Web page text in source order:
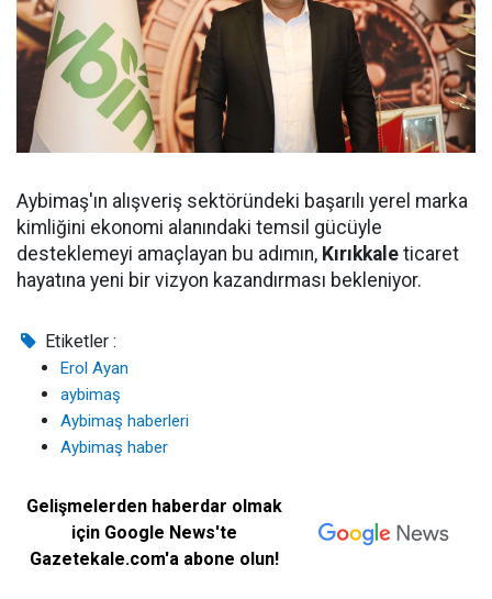
Aybimaş'ın alışveriş sektöründeki başarılı yerel marka
kimliğini ekonomi alanındaki temsil gücüyle
desteklemeyi amaçlayan bu adımın, Kırıkkale ticaret
hayatına yeni bir vizyon kazandırması bekleniyor.
Etiketler :
Erol Ayan
aybimaş
Aybimaş haberleri
Aybimaş haber
Gelişmelerden haberdar olmak
için Google News'te
Gazetekale.com'a abone olun!